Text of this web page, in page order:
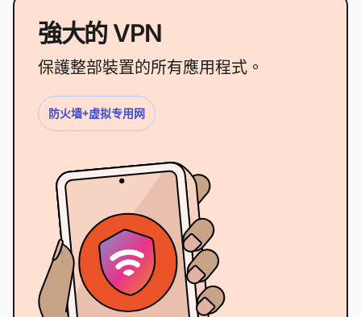
強大的 VPN
保護整部裝置的所有應用程式。
防火墙+虚拟专用网